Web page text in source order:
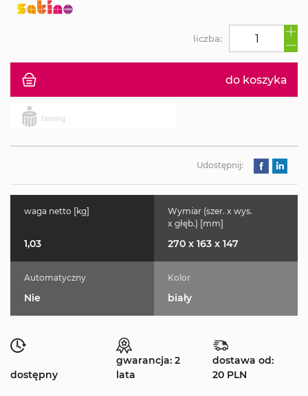
do koszyka
liczba:
Udostępnij:
waga netto [kg]
1,03
Wymiar (szer. x wys.
x głęb.) [mm]
270 x 163 x 147
Automatyczny
Nie
Kolor
biały
dostępny
gwarancja: 2
lata
dostawa od:
20 PLN